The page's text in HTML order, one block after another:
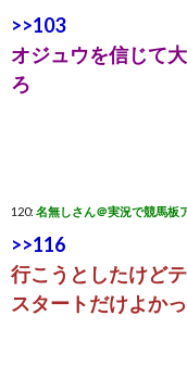
>>103
オジュウを信じて
ろ
120: 名無しさん＠実況で競馬板
>>116
行こうとしたけど
スタートだけよか